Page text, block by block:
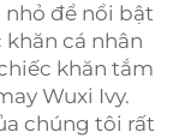
nhỏ để nổi bật
cá nhân
khăn tắm
Wuxi Ivy.
chúng tôi rất